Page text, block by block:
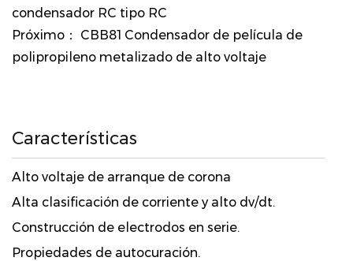
condensador RC tipo RC
Próximo： CBB81 Condensador de película de
polipropileno metalizado de alto voltaje
Características
Alto voltaje de arranque de corona
Alta clasificación de corriente y alto dv/dt.
Construcción de electrodos en serie.
Propiedades de autocuración.